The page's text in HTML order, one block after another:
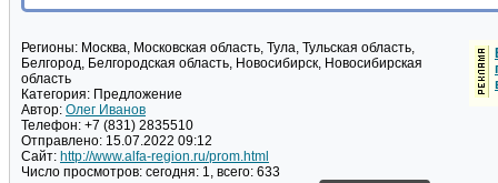
Регионы: Москва, Московская область, Тула, Тульская область,
Белгород, Белгородская область, Новосибирск, Новосибирская
область
Категория: Предложение
Автор: Олег Иванов
Телефон: +7 (831) 2835510
Отправлено: 15.07.2022 09:12
Сайт: http://www.alfa-region.ru/prom.html
Число просмотров: сегодня: 1, всего: 633